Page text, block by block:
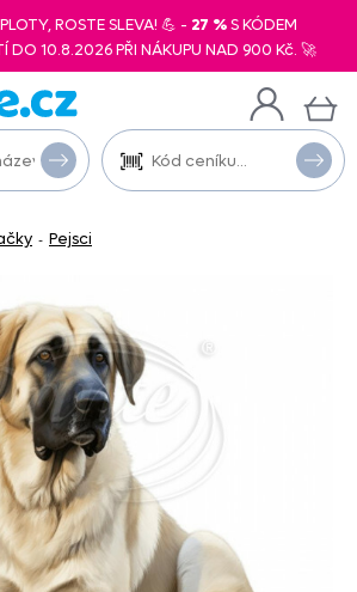
ROSTE SLEVA! 💪 - 27 %S KÓDEM
DO 10.8.2026 PŘI NÁKUPU NAD 900 Kč. 🚀
- Pejsci